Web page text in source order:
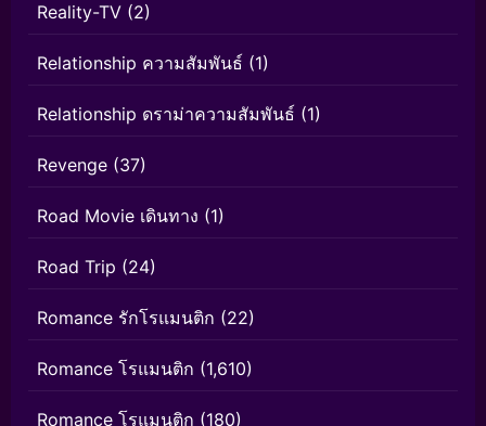
Reality-TV (2)
Relationship ความสัมพันธ์ (1)
Relationship ดราม่าความสัมพันธ์ (1)
Revenge (37)
Road Movie เดินทาง (1)
Road Trip (24)
Romance รักโรแมนติก (22)
Romance โรแมนติก (1,610)
Romance โรแมนติก (180)